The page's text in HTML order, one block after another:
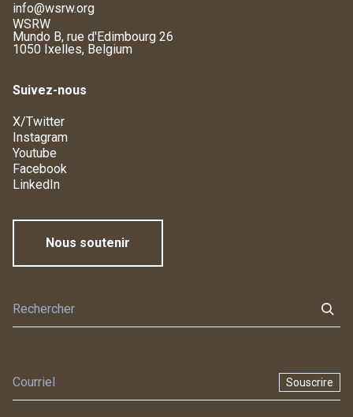
info@wsrw.org
WSRW
Mundo B, rue d'Edimbourg 26
1050 Ixelles, Belgium
Suivez-nous
X/Twitter
Instagram
Youtube
Facebook
LinkedIn
Nous soutenir
Souscrire